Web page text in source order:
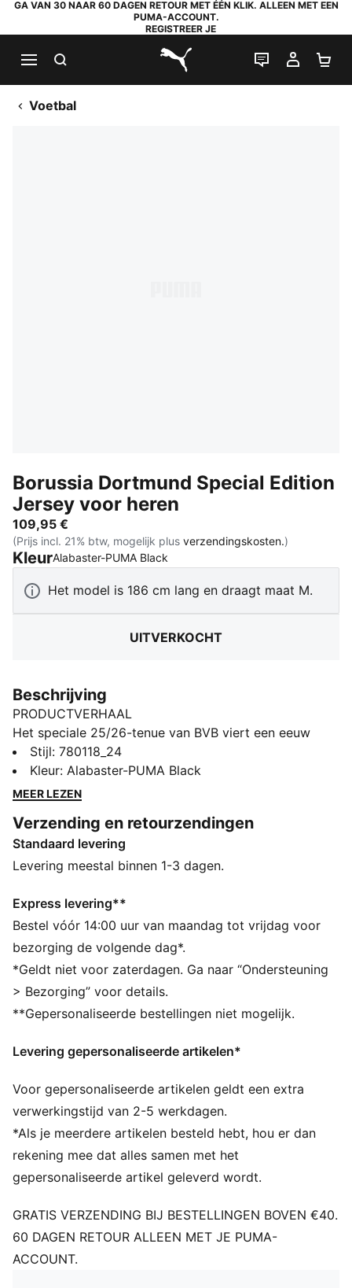
GA VAN 30 NAAR 60 DAGEN RETOUR MET ÉÉN KLIK. ALLEEN MET EEN
PUMA-ACCOUNT.
REGISTREER JE
PUMA.com
LIVE CHAT
MIJN
Voetbal
Borussia Dortmund Special Edition
Jersey voor heren
109,95 €
(Prijs incl. 21% btw, mogelijk plus verzendingskosten.)
KleurAlabaster-PUMA Black
Het model is 186 cm lang en draagt maat M.
UITVERKOCHT
Beschrijving
PRODUCTVERHAAL
Het speciale 25/26-tenue van BVB viert een eeuw
voetbal in het iconische Rote Erde-stadion, de
thuisbasis van talloze onvergetelijke Dortmund-
momenten. Met een tonale print ter ere van het
Erde ten volle tot zijn recht, waarbij de muren en
poorten van het stadion in met materiaal van het shirt
zijn geëtst. Compleet met een strakke
goed uitgezien.
ALLE INS EN OUTS
Als onderdeel van het RE:FIBRE programma is dit
kledingstuk gemaakt van minstens 95% gerecycled
materiaal uit textielafval en andere gebruikte
materialen.
VOCHTBEHEERSING: Technische dryCELL-materialen
comfortabel blijft
Pasvorm: Normaal
Hals: Ronde hals
Korte mouwen
Lengte: Normaal
Officieel teamlogo
Dit speciale editie shirt wordt geleverd in een speciaal
iconische Stadion Rote Erde.
Stijl: 780118_24
Kleur: Alabaster-PUMA Black
MEER LEZEN
Verzending en retourzendingen
Standaard levering
Levering meestal binnen 1-3 dagen.
Express levering**
Bestel vóór 14:00 uur van maandag tot vrijdag voor
bezorging de volgende dag*.
*Geldt niet voor zaterdagen. Ga naar “Ondersteuning
> Bezorging” voor details.
**Gepersonaliseerde bestellingen niet mogelijk.
Levering gepersonaliseerde artikelen*
Voor gepersonaliseerde artikelen geldt een extra
verwerkingstijd van 2-5 werkdagen.
*Als je meerdere artikelen besteld hebt, hou er dan
rekening mee dat alles samen met het
gepersonaliseerde artikel geleverd wordt.
GRATIS VERZENDING BIJ BESTELLINGEN BOVEN €40.
60 DAGEN RETOUR ALLEEN MET JE PUMA-
ACCOUNT.